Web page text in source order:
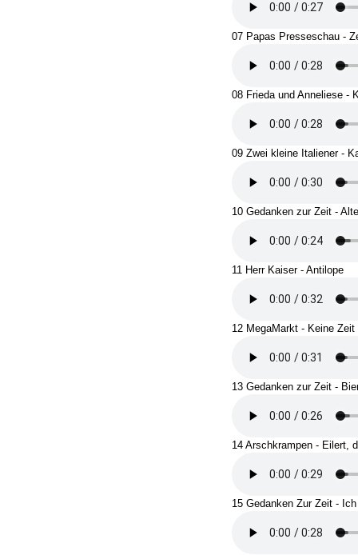
07 Papas Presseschau -
08 Frieda und Anneliese -
09 Zwei kleine Italiener -
10 Gedanken zur Zeit -
11 Herr Kaiser - Antilope
12 MegaMarkt - Keine Zeit
13 Gedanken zur Zeit -
14 Arschkrampen - Eilert,
15 Gedanken Zur Zeit -